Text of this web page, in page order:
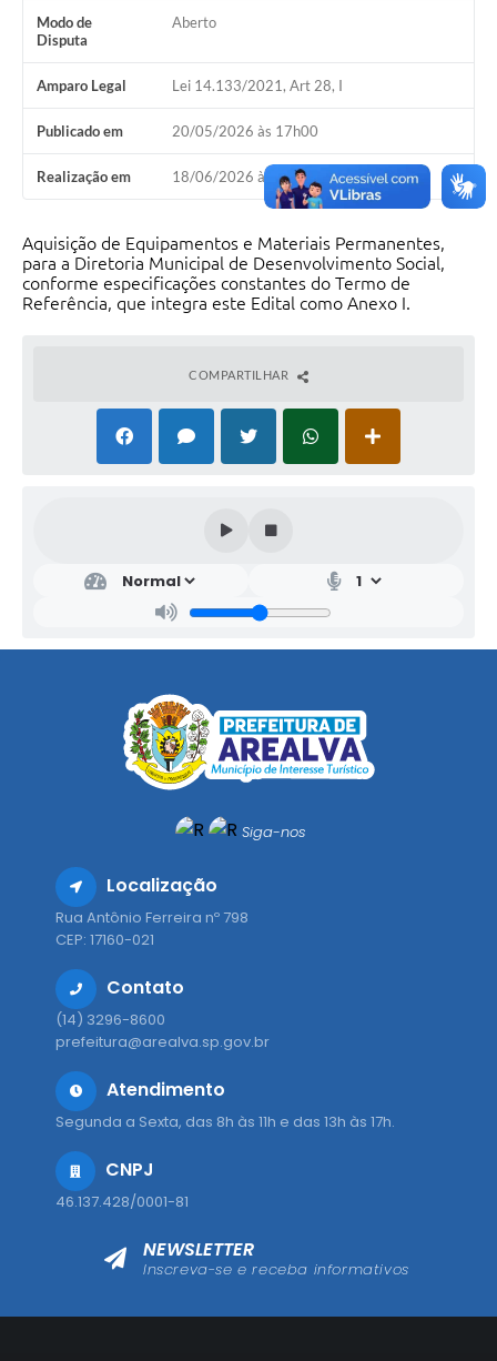
Modo de
Disputa
Aberto
Amparo Legal Lei 14.133/2021, Art 28, I
Publicado em 20/05/2026 às 17h00
Realização em 18/06/2026 às 08h30
Aquisição de Equipamentos e Materiais Permanentes,
para a Diretoria Municipal de Desenvolvimento Social,
conforme especificações constantes do Termo de
Referência, que integra este Edital como Anexo I.
COMPARTILHAR
Siga-nos
Localização
Rua Antônio Ferreira nº 798
CEP: 17160-021
Contato
(14) 3296-8600
prefeitura@arealva.sp.gov.br
Atendimento
Segunda a Sexta, das 8h às 11h e das 13h às 17h.
CNPJ
46.137.428/0001-81
NEWSLETTER
Inscreva-se e receba informativos